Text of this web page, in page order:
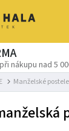
nákupu nad 5
Manželské postele